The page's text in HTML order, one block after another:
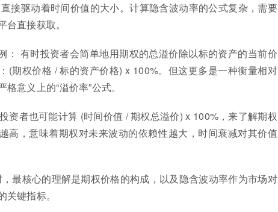
直接驱动着时间价值的大小。计算隐含波动率的公式复杂，需要
直接获取。
： 有时投资者会简单地用期权的总溢价除以标的资产的当前价
(期权价格 / 标的资产价格) x 100%。但这更多是一种衡量相对
意义上的“溢价率”公式。
资者也可能计算 (时间价值 / 期权总溢价) x 100%，来了解期权
高，意味着期权对未来波动的依赖性越大，时间衰减对其价值
最核心的理解是期权价格的构成，以及隐含波动率作为市场对
键指标。